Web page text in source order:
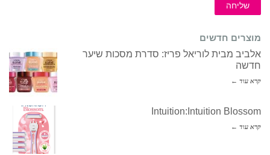
שליחה
מוצרים חדשים
אלביב מבית לוריאל פריז: סדרת מסכות שיער
חדשה
קרא עוד ←
Intuition:Intuition Blossom
קרא עוד ←